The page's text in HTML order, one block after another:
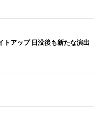
トアップ 日没後も新たな演出